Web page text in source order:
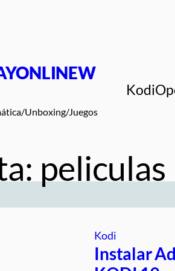
Unboxing/Juegos
Kodi
peliculas
Kodi
Instalar